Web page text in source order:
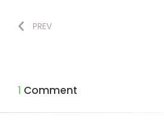
PREV
1 Comment